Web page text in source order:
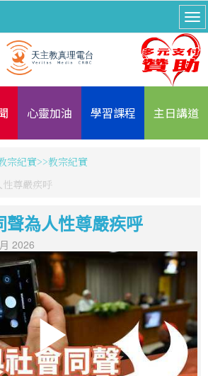
心靈加油 學習課程 主日講道
宗紀實
教宗紀實
尊嚴疾呼
聲為人性尊嚴疾呼
2026